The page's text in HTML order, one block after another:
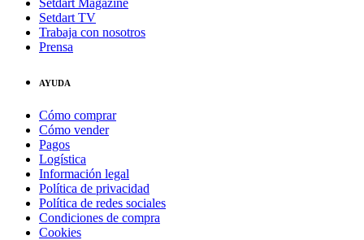
Setdart TV
Trabaja con nosotros
Prensa
AYUDA
Cómo comprar
Cómo vender
Pagos
Logística
Información legal
Política de privacidad
Política de redes sociales
Condiciones de compra
Cookies